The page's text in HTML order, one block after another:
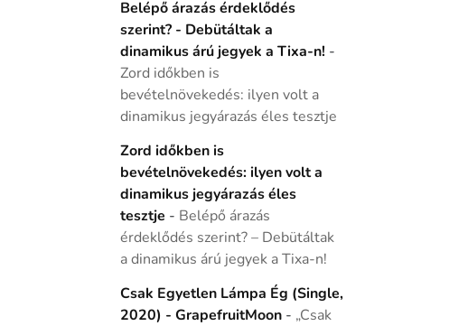
Belépő árazás érdeklődés
szerint? - Debütáltak a
dinamikus árú jegyek a Tixa-n! -
Zord időkben is
bevételnövekedés: ilyen volt a
dinamikus jegyárazás éles tesztje
Zord időkben is
bevételnövekedés: ilyen volt a
dinamikus jegyárazás éles
tesztje - Belépő árazás
érdeklődés szerint? – Debütáltak
a dinamikus árú jegyek a Tixa-n!
Csak Egyetlen Lámpa Ég (Single,
2020) - GrapefruitMoon- „Csak